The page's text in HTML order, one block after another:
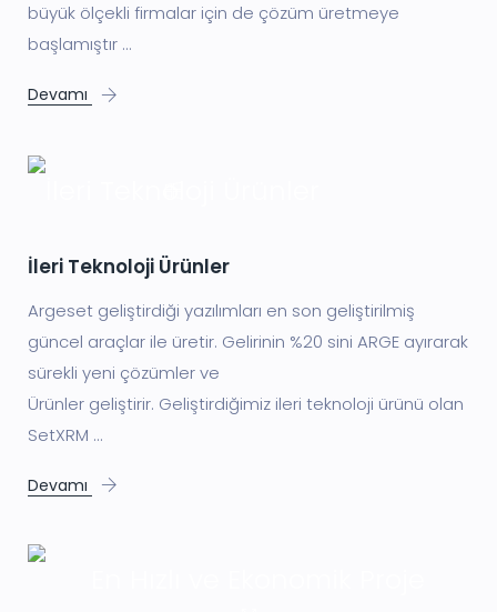
büyük ölçekli firmalar için de çözüm üretmeye
başlamıştır ...
Devamı
İleri Teknoloji Ürünler
Argeset geliştirdiği yazılımları en son geliştirilmiş
güncel araçlar ile üretir. Gelirinin %20 sini ARGE ayırarak
sürekli yeni çözümler ve
Ürünler geliştirir. Geliştirdiğimiz ileri teknoloji ürünü olan
SetXRM ...
Devamı